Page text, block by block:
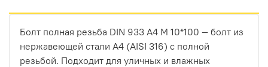
Болт полная резьба DIN 933 А4 М 10*100 — болт из
нержавеющей стали A4 (AISI 316) с полной
резьбой. Подходит для уличных и влажных